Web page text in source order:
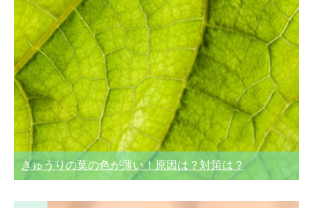
きゅうりの葉の色が薄い！原因は？対策は？